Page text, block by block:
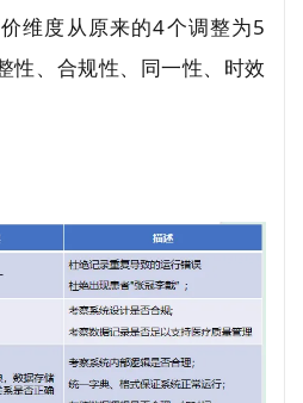
维度从原来的4个调整为5
性、合规性、同一性、时效